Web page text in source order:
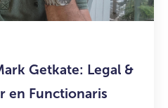
Getkate: Legal &
en Functionaris